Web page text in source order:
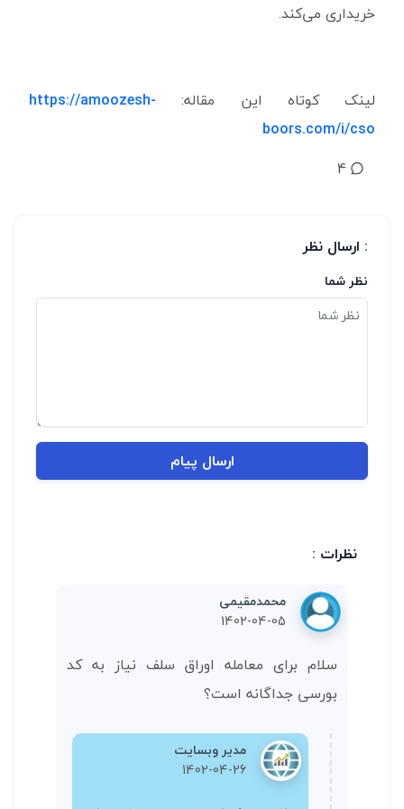
خریداری می‌کند.
لینک کوتاه این مقاله: https://amoozesh-
boors.com/i/cso
4
: ارسال نظر
نظر شما
ارسال پیام
نظرات :
محمد‌مقیمی
1402-04-05
سلام برای معامله اوراق سلف نیاز به کد
بورسی جداگانه است؟
مدیر وبسایت
1402-04-26